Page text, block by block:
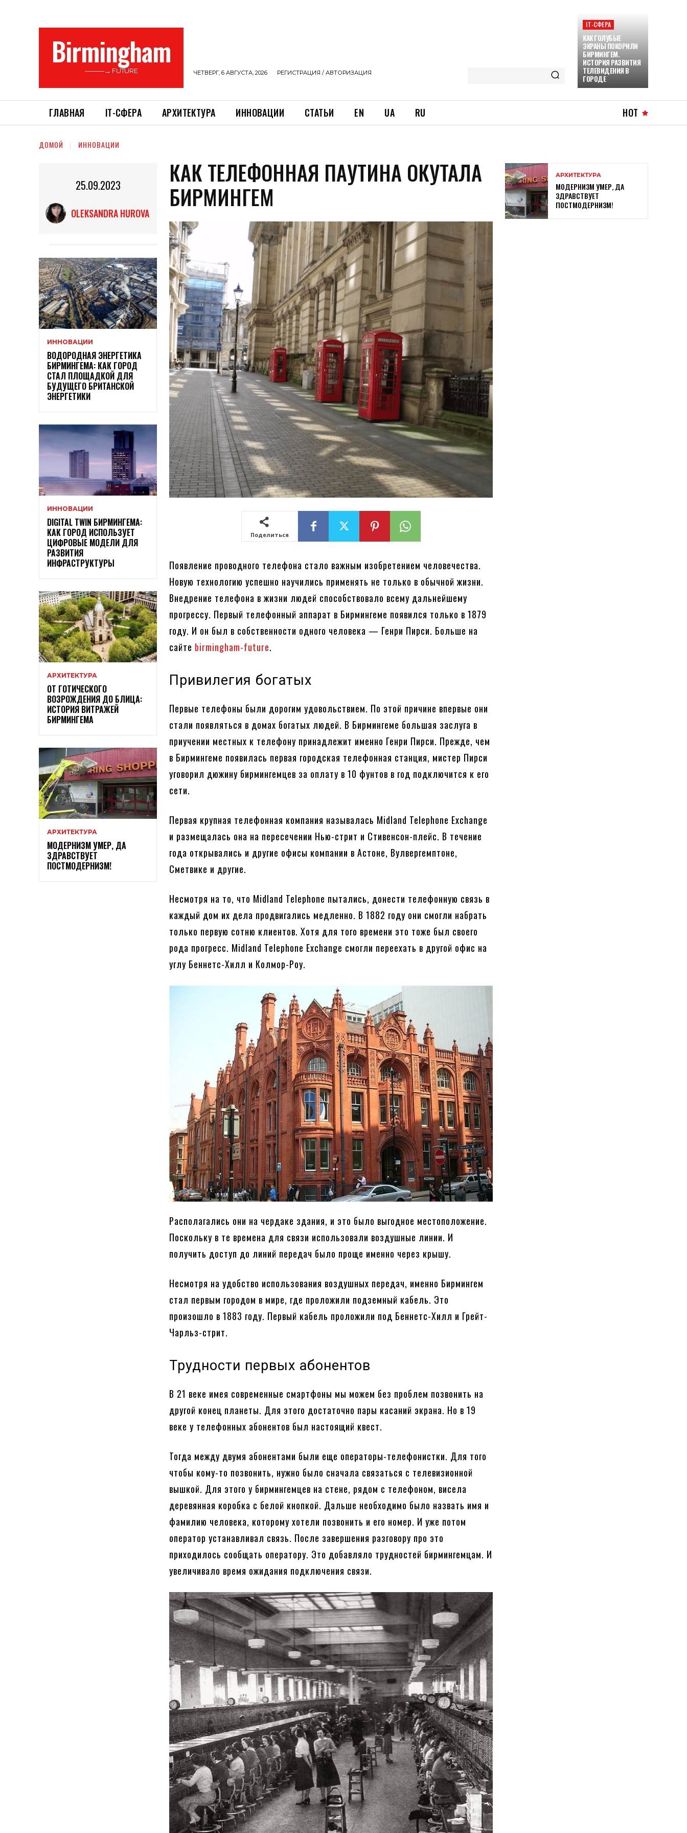
Birmingham
———→ FUTURE ЧЕТВЕРГ, 6 АВГУСТА, 2026 РЕГИСТРАЦИЯ / АВТОРИЗАЦИЯ
ІТ-СФЕРА
КАК ГОЛУБЫЕ
ЭКРАНЫ ПОКОРИЛИ
БИРМИНГЕМ.
ИСТОРИЯ РАЗВИТИЯ
ТЕЛЕВИДЕНИЯ В
ГОРОДЕ
ГЛАВНАЯ ІТ-СФЕРА АРХИТЕКТУРА ИННОВАЦИИ СТАТЬИ EN UA RU HOT
ДОМОЙ ИННОВАЦИИ
25.09.2023
OLEKSANDRA HUROVA
ИННОВАЦИИ
ВОДОРОДНАЯ ЭНЕРГЕТИКА
БИРМИНГЕМА: КАК ГОРОД
СТАЛ ПЛОЩАДКОЙ ДЛЯ
БУДУЩЕГО БРИТАНСКОЙ
ЭНЕРГЕТИКИ
ИННОВАЦИИ
DIGITAL TWIN БИРМИНГЕМА:
КАК ГОРОД ИСПОЛЬЗУЕТ
ЦИФРОВЫЕ МОДЕЛИ ДЛЯ
РАЗВИТИЯ
ИНФРАСТРУКТУРЫ
АРХИТЕКТУРА
ОТ ГОТИЧЕСКОГО
ВОЗРОЖДЕНИЯ ДО БЛИЦА:
ИСТОРИЯ ВИТРАЖЕЙ
БИРМИНГЕМА
АРХИТЕКТУРА
МОДЕРНИЗМ УМЕР, ДА
ЗДРАВСТВУЕТ
ПОСТМОДЕРНИЗМ!
КАК ТЕЛЕФОННАЯ ПАУТИНА ОКУТАЛА
БИРМИНГЕМ
Поделиться
Появление проводного телефона стало важным изобретением человечества.
Новую технологию успешно научились применять не только в обычной жизни.
Внедрение телефона в жизни людей способствовало всему дальнейшему
прогрессу. Первый телефонный аппарат в Бирмингеме появился только в 1879
году. И он был в собственности одного человека — Генри Пирси. Больше на
сайте birmingham-future.
Привилегия богатых
Первые телефоны были дорогим удовольствием. По этой причине впервые они
стали появляться в домах богатых людей. В Бирмингеме большая заслуга в
приучении местных к телефону принадлежит именно Генри Пирси. Прежде, чем
в Бирмингеме появилась первая городская телефонная станция, мистер Пирси
уговорил дюжину бирмингемцев за оплату в 10 фунтов в год подключится к его
сети.
Первая крупная телефонная компания называлась Midland Telephone Exchange
и размещалась она на пересечении Нью-стрит и Стивенсон-плейс. В течение
года открывались и другие офисы компании в Астоне, Вулвергемптоне,
Сметвике и другие.
Несмотря на то, что Midland Telephone пытались, донести телефонную связь в
каждый дом их дела продвигались медленно. В 1882 году они смогли набрать
только первую сотню клиентов. Хотя для того времени это тоже был своего
рода прогресс. Midland Telephone Exchange смогли переехать в другой офис на
углу Беннетс-Хилл и Колмор-Роу.
Располагались они на чердаке здания, и это было выгодное местоположение.
Поскольку в те времена для связи использовали воздушные линии. И
получить доступ до линий передач было проще именно через крышу.
Несмотря на удобство использования воздушных передач, именно Бирмингем
стал первым городом в мире, где проложили подземный кабель. Это
произошло в 1883 году. Первый кабель проложили под Беннетс-Хилл и Грейт-
Чарльз-стрит.
Трудности первых абонентов
В 21 веке имея современные смартфоны мы можем без проблем позвонить на
другой конец планеты. Для этого достаточно пары касаний экрана. Но в 19
веке у телефонных абонентов был настоящий квест.
Тогда между двумя абонентами были еще операторы-телефонистки. Для того
чтобы кому-то позвонить, нужно было сначала связаться с телевизионной
вышкой. Для этого у бирмингемцев на стене, рядом с телефоном, висела
деревянная коробка с белой кнопкой. Дальше необходимо было назвать имя и
фамилию человека, которому хотели позвонить и его номер. И уже потом
оператор устанавливал связь. После завершения разговору про это
приходилось сообщать оператору. Это добавляло трудностей бирмингемцам. И
увеличивало время ожидания подключения связи.
АРХИТЕКТУРА
МОДЕРНИЗМ УМЕР, ДА
ЗДРАВСТВУЕТ
ПОСТМОДЕРНИЗМ!